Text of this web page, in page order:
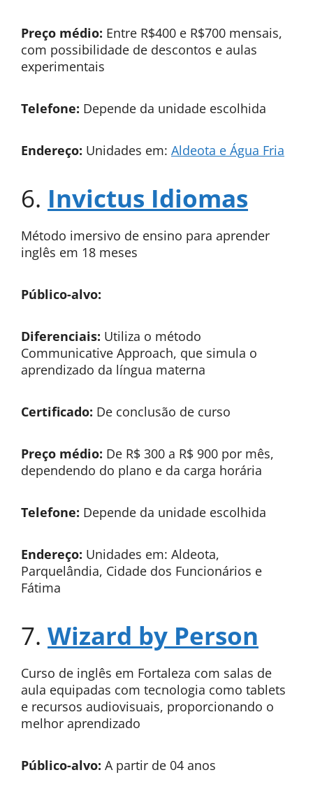
Preço médio: Entre R$400 e R$700 mensais,
com possibilidade de descontos e aulas
experimentais
Telefone: Depende da unidade escolhida
Endereço: Unidades em: Aldeota e Água Fria
6. Invictus Idiomas
Método imersivo de ensino para aprender
inglês em 18 meses
Público-alvo:
Diferenciais: Utiliza o método
Communicative Approach, que simula o
aprendizado da língua materna
Certificado: De conclusão de curso
Preço médio: De R$ 300 a R$ 900 por mês,
dependendo do plano e da carga horária
Telefone: Depende da unidade escolhida
Endereço: Unidades em: Aldeota,
Parquelândia, Cidade dos Funcionários e
Fátima
7. Wizard by Person
Curso de inglês em Fortaleza com salas de
aula equipadas com tecnologia como tablets
e recursos audiovisuais, proporcionando o
melhor aprendizado
Público-alvo: A partir de 04 anos